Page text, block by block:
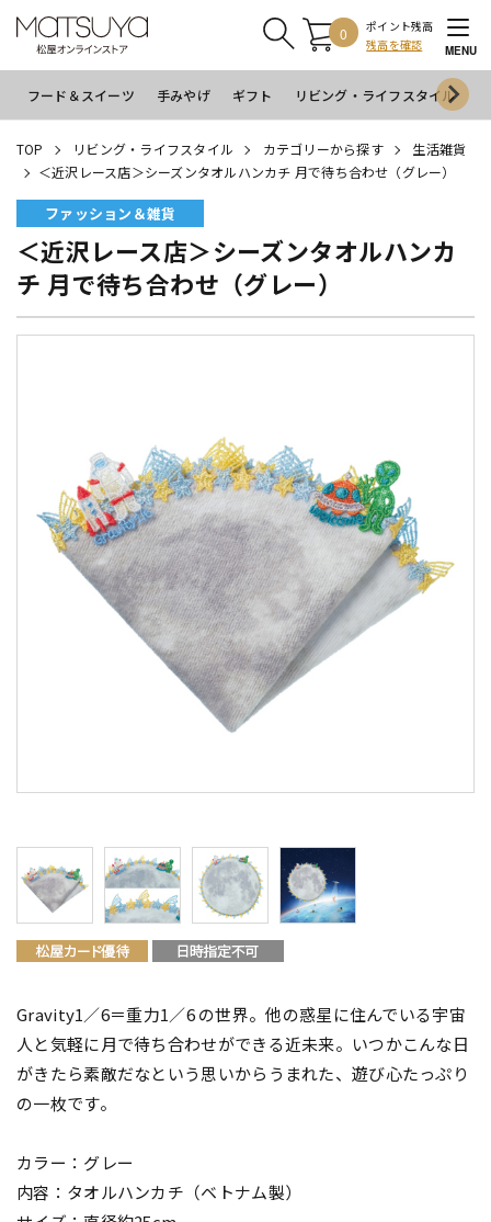
0
ポイント残高
残高を確認
MENU
フード＆スイーツ 手みやげ ギフト リビング・ライフスタイル
TOP リビング・ライフスタイル カテゴリーから探す
生活雑貨
＜近沢レース店＞シーズンタオルハンカチ 月で待ち合わせ（グレー）
ファッション＆雑貨
＜近沢レース店＞シーズンタオルハンカ
チ 月で待ち合わせ（グレー）
Gravity1／6＝重力1／6 の世界。他の惑星に住んでいる宇宙
人と気軽に月で待ち合わせができる近未来。いつかこんな日
がきたら素敵だなという思いからうまれた、遊び心たっぷり
の一枚です。
カラー：グレー
内容：タオルハンカチ（ベトナム製）